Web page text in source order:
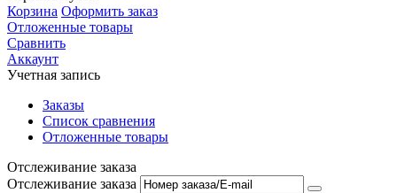
Корзина Оформить заказ
Отложенные товары
Сравнить
Аккаунт
Учетная запись
Заказы
Список сравнения
Отложенные товары
Отслеживание заказа
Отслеживание заказа